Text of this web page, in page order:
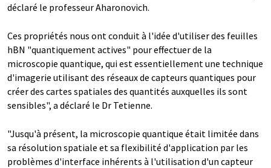
déclaré le professeur Aharonovich.
Ces propriétés nous ont conduit à l'idée d'utiliser des feuilles
hBN "quantiquement actives" pour effectuer de la
microscopie quantique, qui est essentiellement une technique
d'imagerie utilisant des réseaux de capteurs quantiques pour
créer des cartes spatiales des quantités auxquelles ils sont
sensibles", a déclaré le Dr Tetienne.
"Jusqu'à présent, la microscopie quantique était limitée dans
sa résolution spatiale et sa flexibilité d'application par les
problèmes d'interface inhérents à l'utilisation d'un capteur